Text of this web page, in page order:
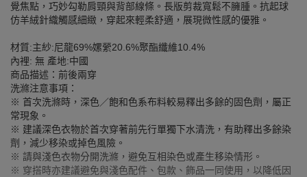
覺焦點，巧妙勾勒肩頸與背部線條。長版剪裁寬鬆不臃腫。抗起球
仿羊絨針織觸感細緻，穿起來輕柔舒適，展現微性感的優雅。
材質:主紗:尼龍69%嫘縈20.6%聚酯纖維10.4%
內裡: 無 產地:中國
商品描述：前後兩穿
洗滌注意事項：
※ 首次洗滌時，深色／飽和色系布料較易釋出多餘的固色劑，屬正
常現象。
※ 建議深色衣物於首次穿著前先行單獨下水清洗，有助釋出多餘染
劑，減少移染或掉色風險。
※ 請與淺色衣物分開洗滌，避免互相染色或產生移染情形。
※ 穿搭時亦建議避免與淺色配件、包款、飾品一同使用，以降低因